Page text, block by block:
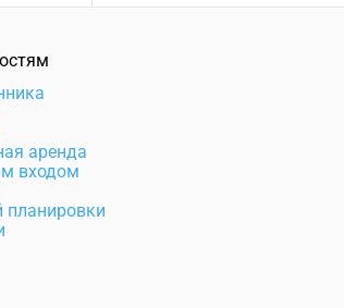
аренда
входом
планировки